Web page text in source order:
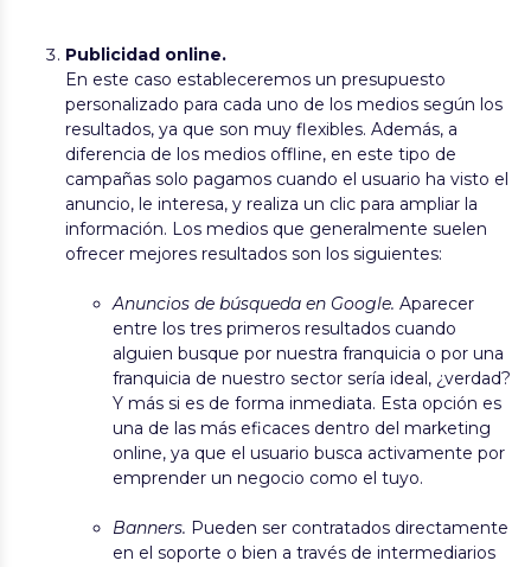
Publicidad online.
En este caso estableceremos un presupuesto
personalizado para cada uno de los medios según los
resultados, ya que son muy flexibles. Además, a
diferencia de los medios offline, en este tipo de
campañas solo pagamos cuando el usuario ha visto el
anuncio, le interesa, y realiza un clic para ampliar la
información. Los medios que generalmente suelen
ofrecer mejores resultados son los siguientes:
Anuncios de búsqueda en Google. Aparecer
entre los tres primeros resultados cuando
alguien busque por nuestra franquicia o por una
franquicia de nuestro sector sería ideal, ¿verdad?
Y más si es de forma inmediata. Esta opción es
una de las más eficaces dentro del marketing
online, ya que el usuario busca activamente por
emprender un negocio como el tuyo.
Banners. Pueden ser contratados directamente
en el soporte o bien a través de intermediarios